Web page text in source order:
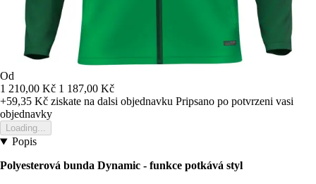
Od
1 210,00 Kč 1 187,00 Kč
+59,35 Kč ziskate na dalsi objednavku Pripsano po potvrzeni vasi
objednavky
Loading...
Popis
Polyesterová bunda Dynamic - funkce potkává styl